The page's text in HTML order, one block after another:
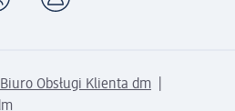
Biuro Obsługi Klienta dm